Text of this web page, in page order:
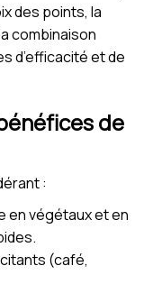
des points, la
combinaison
d’efficacité et de
de
:
en végétaux et en
(café,